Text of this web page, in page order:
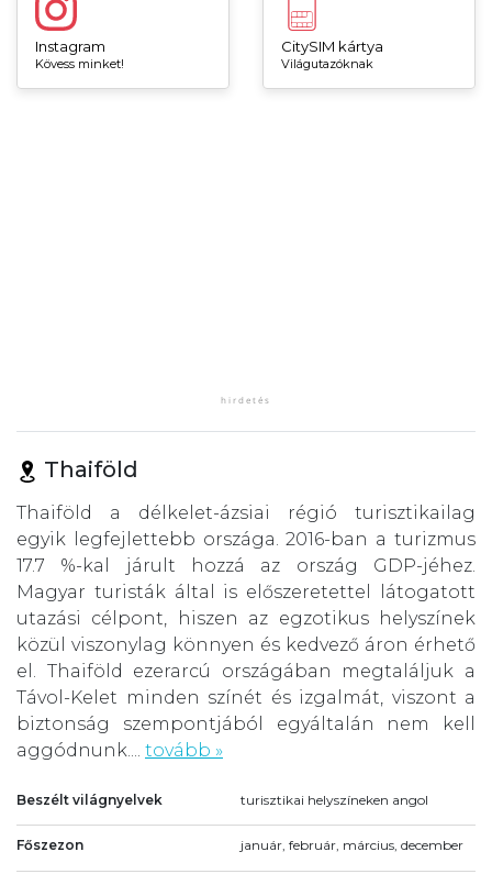
Instagram
Kövess minket!
CitySIM kártya
Világutazóknak
Thaiföld
Thaiföld a délkelet-ázsiai régió turisztikailag
egyik legfejlettebb országa. 2016-ban a turizmus
17.7 %-kal járult hozzá az ország GDP-jéhez.
Magyar turisták által is előszeretettel látogatott
utazási célpont, hiszen az egzotikus helyszínek
közül viszonylag könnyen és kedvező áron érhető
el. Thaiföld ezerarcú országában megtaláljuk a
Távol-Kelet minden színét és izgalmát, viszont a
biztonság szempontjából egyáltalán nem kell
aggódnunk.... tovább »
Beszélt világnyelvek turisztikai helyszíneken angol
Főszezon január, február, március, december